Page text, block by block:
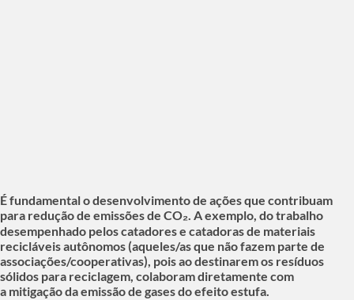
É fundamental o desenvolvimento de ações que contribuam
para redução de emissões de CO₂. A exemplo, do trabalho
desempenhado pelos catadores e catadoras de materiais
recicláveis autônomos (aqueles/as que não fazem parte de
associações/cooperativas), pois ao destinarem os resíduos
sólidos para reciclagem, colaboram diretamente com
a mitigação da emissão de gases do efeito estufa.